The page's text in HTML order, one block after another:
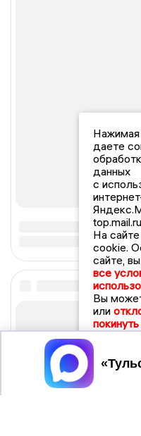
Нажимая
даете
данных
с
На
cookie.
сайте,
все
Вы
или